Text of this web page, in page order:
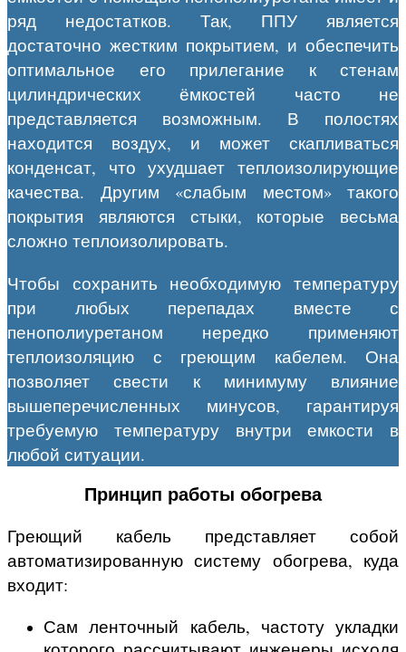
ряд недостатков. Так, ППУ является
достаточно жестким покрытием, и обеспечить
оптимальное его прилегание к стенам
цилиндрических ёмкостей часто не
представляется возможным. В полостях
находится воздух, и может скапливаться
конденсат, что ухудшает теплоизолирующие
качества. Другим «слабым местом» такого
покрытия являются стыки, которые весьма
сложно теплоизолировать.
Чтобы сохранить необходимую температуру
при любых перепадах вместе с
пенополиуретаном нередко применяют
теплоизоляцию с греющим кабелем. Она
позволяет свести к минимуму влияние
вышеперечисленных минусов, гарантируя
требуемую температуру внутри емкости в
любой ситуации.
Принцип работы обогрева
Греющий кабель представляет собой
автоматизированную систему обогрева, куда
входит:
Сам ленточный кабель, частоту укладки